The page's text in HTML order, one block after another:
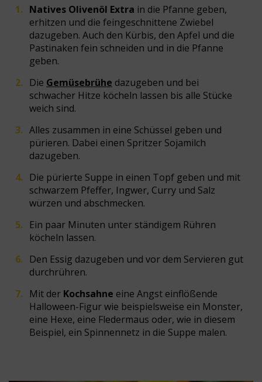
Natives Olivenöl Extra in die Pfanne geben,
erhitzen und die feingeschnittene Zwiebel
dazugeben. Auch den Kürbis, den Apfel und die
Pastinaken fein schneiden und in die Pfanne
geben.
Die Gemüsebrühe dazugeben und bei
schwacher Hitze köcheln lassen bis alle Stücke
weich sind.
Alles zusammen in eine Schüssel geben und
pürieren. Dabei einen Spritzer Sojamilch
dazugeben.
Die pürierte Suppe in einen Topf geben und mit
schwarzem Pfeffer, Ingwer, Curry und Salz
würzen und abschmecken.
Ein paar Minuten unter ständigem Rühren
köcheln lassen.
Den Essig dazugeben und vor dem Servieren gut
durchrühren.
Mit der Kochsahne eine Angst einflößende
Halloween-Figur wie beispielsweise ein Monster,
eine Hexe, eine Fledermaus oder, wie in diesem
Beispiel, ein Spinnennetz in die Suppe malen.